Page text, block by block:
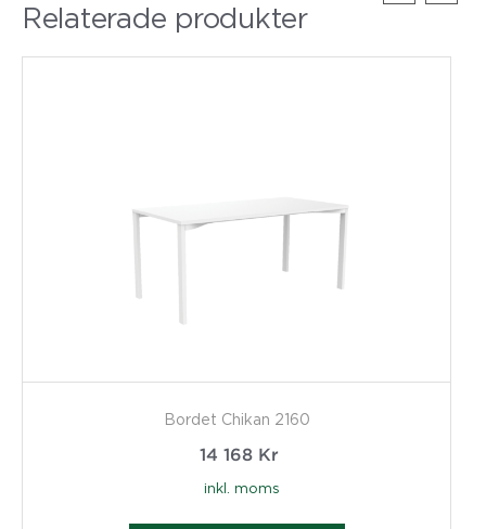
Relaterade produkter
Bordet Chikan 2160
14 168 Kr
inkl. moms